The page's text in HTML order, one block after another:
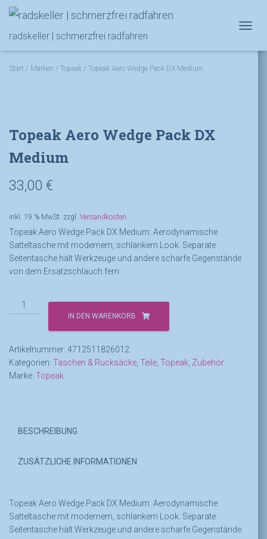
radskeller | schmerzfrei radfahren
Start / Marken / Topeak / Topeak Aero Wedge Pack DX Medium
Topeak Aero Wedge Pack DX
Medium
33,00 €
inkl. 19 % MwSt. zzgl. Versandkosten
Topeak Aero Wedge Pack DX Medium: Aerodynamische
Satteltasche mit modernem, schlankem Look. Separate
Seitentasche hält Werkzeuge und andere scharfe Gegenstände
von dem Ersatzschlauch fern.
Topeak
Aero
DX
Medium
Menge
IN DEN WARENKORB
Artikelnummer: 4712511826012
Kategorien: Taschen & Rucksäcke Teile Topeak Zubehör
Marke: Topeak
BESCHREIBUNG
ZUSÄTZLICHE INFORMATIONEN
Topeak Aero Wedge Pack DX Medium: Aerodynamische
Satteltasche mit modernem, schlankem Look. Separate
Seitentasche hält Werkzeuge und andere scharfe Gegenstände